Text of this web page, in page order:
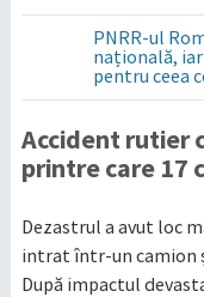
PNRR-ul
națională,
pentru ceea
Accident rutier
printre care 17
Dezastrul a avut loc
intrat într-un camion
După impactul